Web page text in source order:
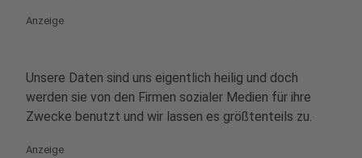
Anzeige
Unsere Daten sind uns eigentlich heilig und doch
werden sie von den Firmen sozialer Medien für ihre
Zwecke benutzt und wir lassen es größtenteils zu.
Anzeige